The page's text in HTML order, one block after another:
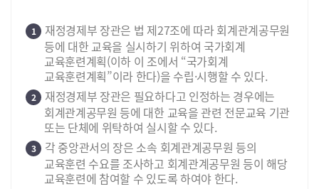
1
재정경제부 장관은 법 제27조에 따라 회계관계공무원
등에 대한 교육을 실시하기 위하여 국가회계
교육훈련계획(이하 이 조에서 “국가회계
교육훈련계획”이라 한다)을 수립·시행할 수 있다.
2
재정경제부 장관은 필요하다고 인정하는 경우에는
회계관계공무원 등에 대한 교육을 관련 전문교육 기관
또는 단체에 위탁하여 실시할 수 있다.
3
각 중앙관서의 장은 소속 회계관계공무원 등의
교육훈련 수요를 조사하고 회계관계공무원 등이 해당
교육훈련에 참여할 수 있도록 하여야 한다.